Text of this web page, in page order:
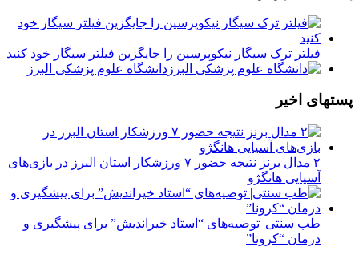
فیلتر ترک سیگار نیکوپرسین را جایگزین فیلتر سیگار خود کنید
دانشگاه علوم پزشکی البرز
پستهای اخیر
۲ مدال برنز نتیجه حضور ۷ ورزشکار استان البرز در بازی‌های
آسیایی هانگژو
طب سنتی| توصیه‌‌های “استاد خیراندیش” برای پیشگیری و
درمان “کرونا”